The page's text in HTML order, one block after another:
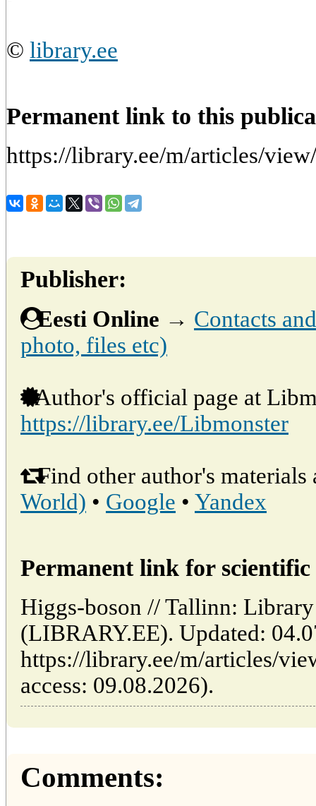
© library.ee
Permanent link to this
https://library.ee/m/articles/
Publisher:
Eesti Online → Contacts
photo, files etc)
Author's official page at
https://library.ee/Libmonster
Find other author's materials
World) • Google • Yandex
Permanent link for
Higgs-boson // Tallinn:
(LIBRARY.EE). Updated:
https://library.ee/m/articles/
access: 09.08.2026).
Comments: